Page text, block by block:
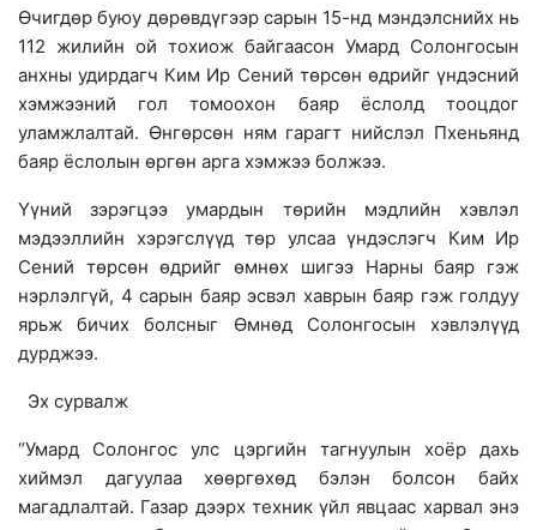
Өчигдөр буюу дөрөвдүгээр сарын 15-нд мэндэлснийх нь
112 жилийн ой тохиож байгаасон Умард Солонгосын
анхны удирдагч Ким Ир Сений төрсөн өдрийг үндэсний
хэмжээний гол томоохон баяр ёслолд тооцдог
уламжлалтай. Өнгөрсөн ням гарагт нийслэл Пхеньянд
баяр ёслолын өргөн арга хэмжээ болжээ.
Үүний зэрэгцээ умардын төрийн мэдлийн хэвлэл
мэдээллийн хэрэгслүүд төр улсаа үндэслэгч Ким Ир
Сений төрсөн өдрийг өмнөх шигээ Нарны баяр гэж
нэрлэлгүй, 4 сарын баяр эсвэл хаврын баяр гэж голдуу
ярьж бичих болсныг Өмнөд Солонгосын хэвлэлүүд
дурджээ.
Эх сурвалж
“Умард Солонгос улс цэргийн тагнуулын хоёр дахь
хиймэл дагуулаа хөөргөхөд бэлэн болсон байх
магадлалтай. Газар дээрх техник үйл явцаас харвал энэ